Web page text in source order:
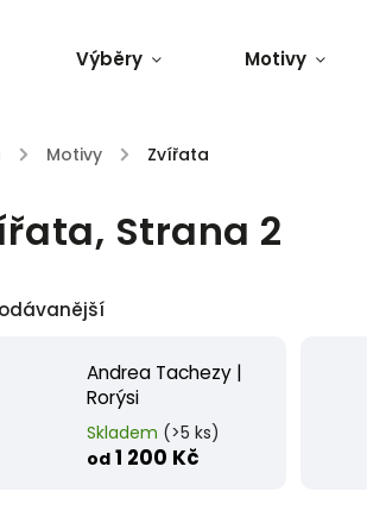
Výběry Motivy
/ Motivy / Zvířata
, Strana 2
Andrea Tachezy |
Rorýsi
Skladem (>5 ks)
od 1 200 Kč